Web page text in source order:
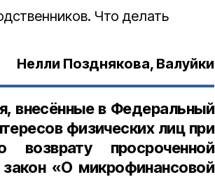
Что делать
Нелли Позднякова, Валуйки
внесённые в Федеральный
физических лиц при
возврату просроченной
«О микрофинансовой